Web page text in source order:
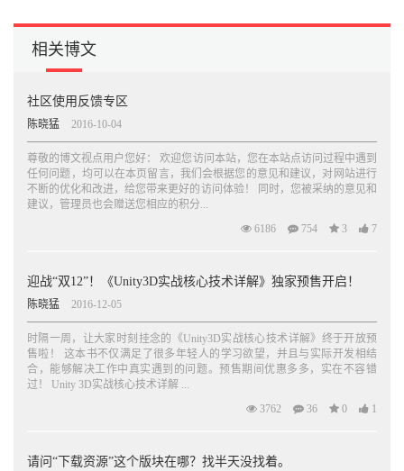
相关博文
社区使用反馈专区
陈晓猛 2016-10-04
尊敬的博文视点用户您好： 欢迎您访问本站，您在本站点访问过程中遇到
任何问题，均可以在本页留言，我们会根据您的意见和建议，对网站进行
不断的优化和改进，给您带来更好的访问体验！ 同时，您被采纳的意见和
建议，管理员也会赠送您相应的积分...
6186
754 3 7
迎战“双12”！《Unity3D实战核心技术详解》独家预售开启！
陈晓猛 2016-12-05
时隔一周，让大家时刻挂念的《Unity3D实战核心技术详解》终于开放预
售啦！ 这本书不仅满足了很多年轻人的学习欲望，并且与实际开发相结
合，能够解决工作中真实遇到的问题。预售期间优惠多多，实在不容错
过！ Unity 3D实战核心技术详解 ...
3762
36 0 1
请问“下载资源”这个版块在哪？找半天没找着。